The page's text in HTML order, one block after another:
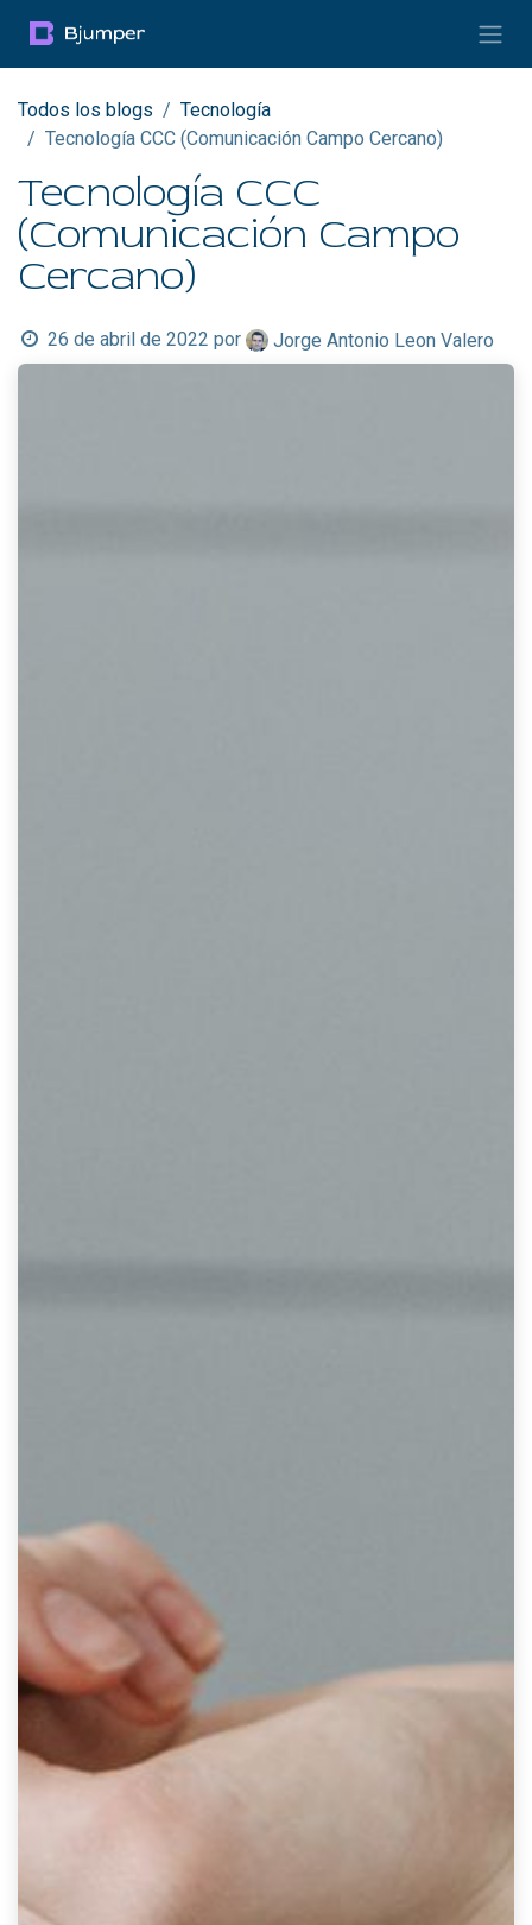
Todos los blogs
Tecnología
Tecnología CCC (Comunicación Campo Cercano)
Tecnología CCC
(Comunicación Campo
Cercano)
26 de abril de 2022 por Jorge Antonio Leon Valero